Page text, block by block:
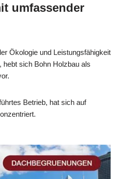
umfassender
Ökologie und Leistungsfähigkeit
hebt sich Bohn Holzbau als
Betrieb, hat sich auf